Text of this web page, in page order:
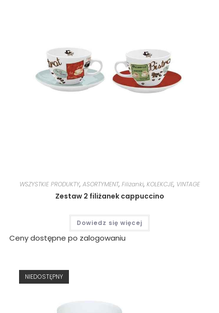
WSZYSTKIE PRODUKTY, ASORTYMENT, Filiżanki, KOLEKCJE, VINTAGE
Zestaw 2 filiżanek cappuccino
Dowiedz się więcej
Ceny dostępne po zalogowaniu
NIEDOSTĘPNY